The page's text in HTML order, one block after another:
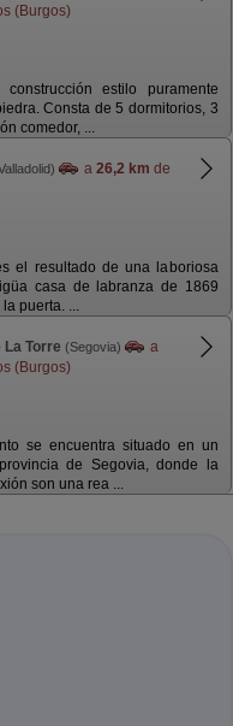
(Burgos)
estilo puramente
Consta de 5 dormitorios, 3
comedor, ...
a 26,2 km de
el resultado de una laboriosa
casa de labranza de 1869
puerta. ...
La Torre (Segovia)
a
(Burgos)
se encuentra situado en un
de Segovia, donde la
son una rea ...